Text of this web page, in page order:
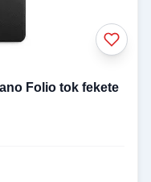
Folio tok fekete